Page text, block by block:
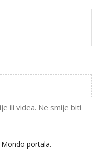
ili videa. Ne smije biti
Mondo portala.